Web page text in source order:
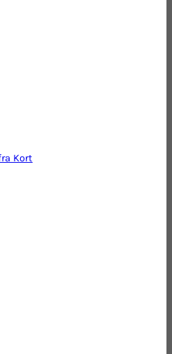
Kort